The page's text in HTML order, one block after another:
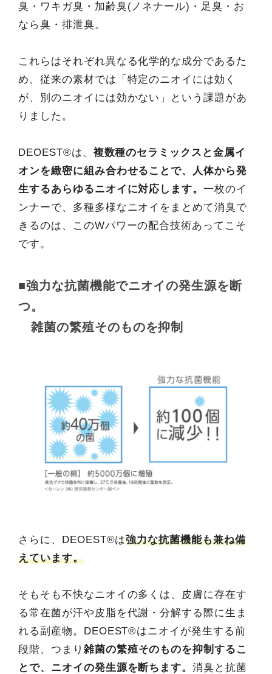
臭・ワキガ臭・加齢臭(ノネナール)・足臭・お
なら臭・排泄臭。
これらはそれぞれ異なる化学的な成分であるた
め、従来の素材では「特定のニオイには効く
が、別のニオイには効かない」という課題があ
りました。
DEOEST®は、 複数種のセラミックスと金属イ
オンを緻密に組み合わせることで、人体から発
生するあらゆるニオイに対応します。一枚のイ
ンナーで、多種多様なニオイをまとめて消臭で
きるのは、このWパワーの配合技術あってこそ
です。
■強力な抗菌機能でニオイの発生源を断
つ。
雑菌の繁殖そのものを抑制
さらに、DEOEST®は強力な抗菌機能も兼ね備
えています。
そもそも不快なニオイの多くは、皮膚に存在す
る常在菌が汗や皮脂を代謝・分解する際に生ま
れる副産物。DEOEST®はニオイが発生する前
段階、つまり 雑菌の繁殖そのものを抑制するこ
とで、ニオイの発生源を断ちます。消臭と抗菌